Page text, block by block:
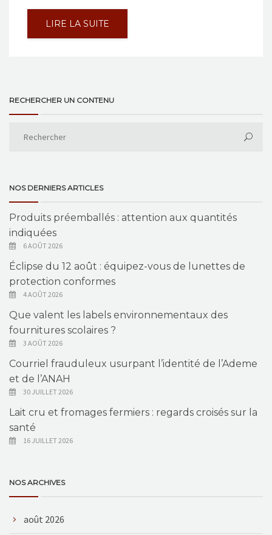
LIRE LA SUITE
RECHERCHER UN CONTENU
NOS DERNIERS ARTICLES
Produits préemballés : attention aux quantités
indiquées
6 AOÛT 2026
Éclipse du 12 août : équipez-vous de lunettes de
protection conformes
4 AOÛT 2026
Que valent les labels environnementaux des
fournitures scolaires ?
3 AOÛT 2026
Courriel frauduleux usurpant l’identité de l’Ademe
et de l’ANAH
30 JUILLET 2026
Lait cru et fromages fermiers : regards croisés sur la
santé
16 JUILLET 2026
NOS ARCHIVES
août 2026